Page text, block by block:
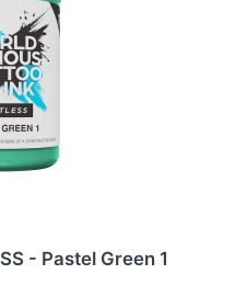
- Pastel Green 1